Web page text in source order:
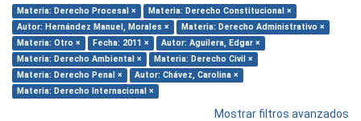
Materia: Derecho Procesal ×
Materia: Derecho Constitucional ×
Autor: Hernández Manuel, Morales ×
Materia: Derecho Administrativo ×
Materia: Otro ×
Fecha: 2011 ×
Autor: Aguilera, Edgar ×
Materia: Derecho Ambiental ×
Materia: Derecho Civil ×
Materia: Derecho Penal ×
Autor: Chávez, Carolina ×
Materia: Derecho Internacional ×
Mostrar filtros avanzados